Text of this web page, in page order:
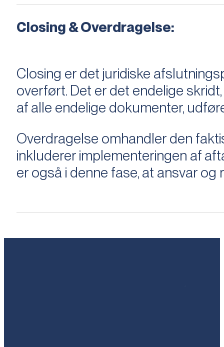
Closing & Overdragelse:
Closing er det juridiske
overført. Det er det endelige
af alle endelige dokumenter,
Overdragelse omhandler den
inkluderer implementeringen af
er også i denne fase, at ansvar